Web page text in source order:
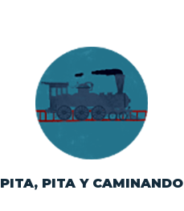
Ferrocarriles,
estaciones, máquinas
y maquinistas. El
tiempo entre las vías.
PITA, PITA Y CAMINANDO